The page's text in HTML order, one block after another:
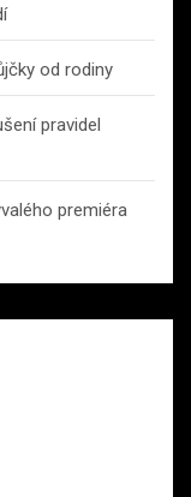
od rodiny
pravidel
premiéra